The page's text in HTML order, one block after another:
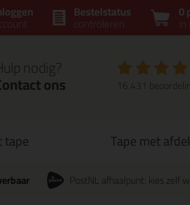
0
Bestelstatus
controleren
nodig?
ons 16.431
tape Tape met
PostNL afhaalpunt: kies zelf